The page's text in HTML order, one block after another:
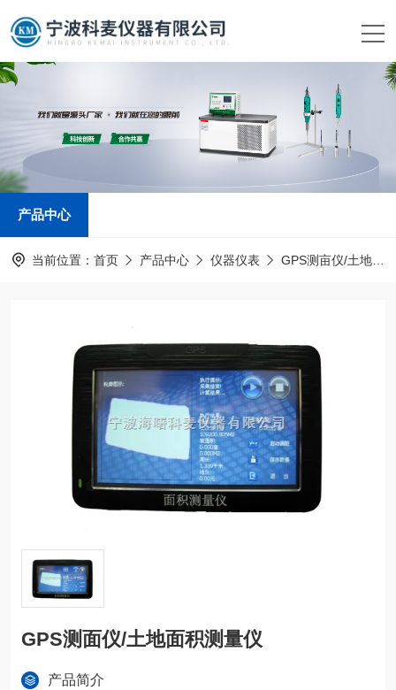
产品中心
当前位置： 首页 产品中心 仪器仪表 GPS测亩仪/土地面积测量仪
GPS测面仪/土地面积测量仪
产品简介